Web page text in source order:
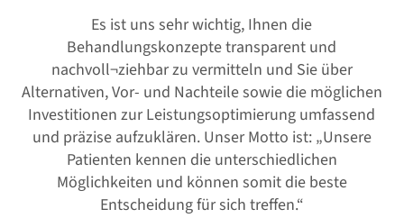
Es ist uns sehr wichtig, Ihnen die
Behandlungskonzepte transparent und
nachvoll¬ziehbar zu vermitteln und Sie über
Alternativen, Vor- und Nachteile sowie die möglichen
Investitionen zur Leistungsoptimierung umfassend
und präzise aufzuklären. Unser Motto ist: „Unsere
Patienten kennen die unterschiedlichen
Möglichkeiten und können somit die beste
Entscheidung für sich treffen.“